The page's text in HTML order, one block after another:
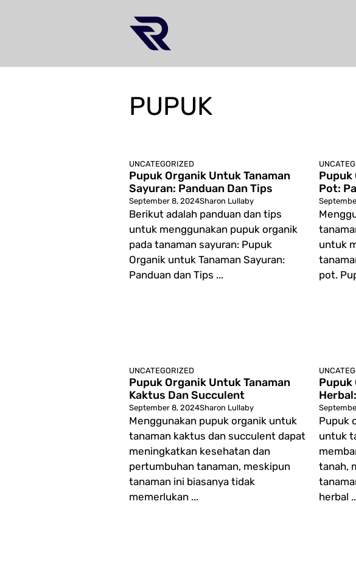
PUPUK
UNCATEGORIZED
Pupuk Organik Untuk Tanaman
Sayuran: Panduan Dan Tips
September 8, 2024Sharon Lullaby
Berikut adalah panduan dan tips
untuk menggunakan pupuk organik
pada tanaman sayuran: Pupuk
Organik untuk Tanaman Sayuran:
Panduan dan Tips ...
Pupuk
Pot:
untuk
pot.
UNCATEGORIZED
Pupuk Organik Untuk Tanaman
Kaktus Dan Succulent
September 8, 2024Sharon Lullaby
Menggunakan pupuk organik untuk
tanaman kaktus dan succulent dapat
meningkatkan kesehatan dan
pertumbuhan tanaman, meskipun
tanaman ini biasanya tidak
memerlukan ...
Pupuk
Pupuk
untuk
tanah,
herbal